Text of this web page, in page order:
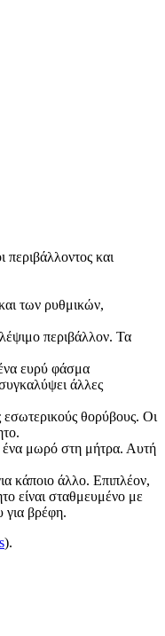
περιβάλλοντος και
των ρυθμικών,
περιβάλλον. Τα
ευρύ φάσμα
άλλες
θορύβους. Οι
ένα μωρό στη μήτρα. Αυτή
κάποιο άλλο. Επιπλέον,
είναι σταθμευμένο με
για βρέφη.
).